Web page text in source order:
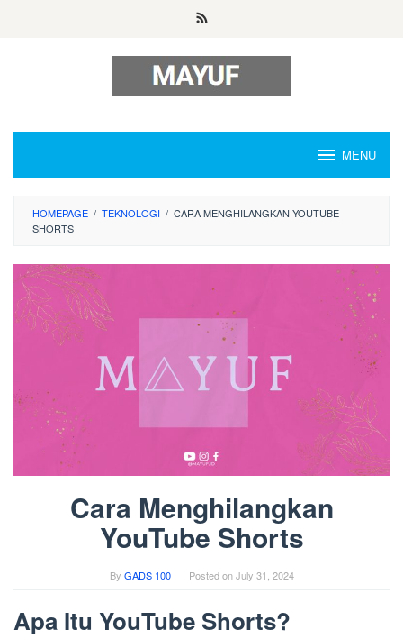
MENU
HOMEPAGE / TEKNOLOGI / CARA MENGHILANGKAN YOUTUBE
SHORTS
Cara Menghilangkan
YouTube Shorts
By GADS 100 Posted onJuly 31, 2024
Apa Itu YouTube Shorts?